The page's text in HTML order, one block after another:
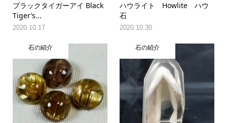
ブラックタイガーアイ Black
Tiger’s...
2020.10.17
ハウライト Howlite ハウ
石
2020.10.30
石の紹介 石の紹介